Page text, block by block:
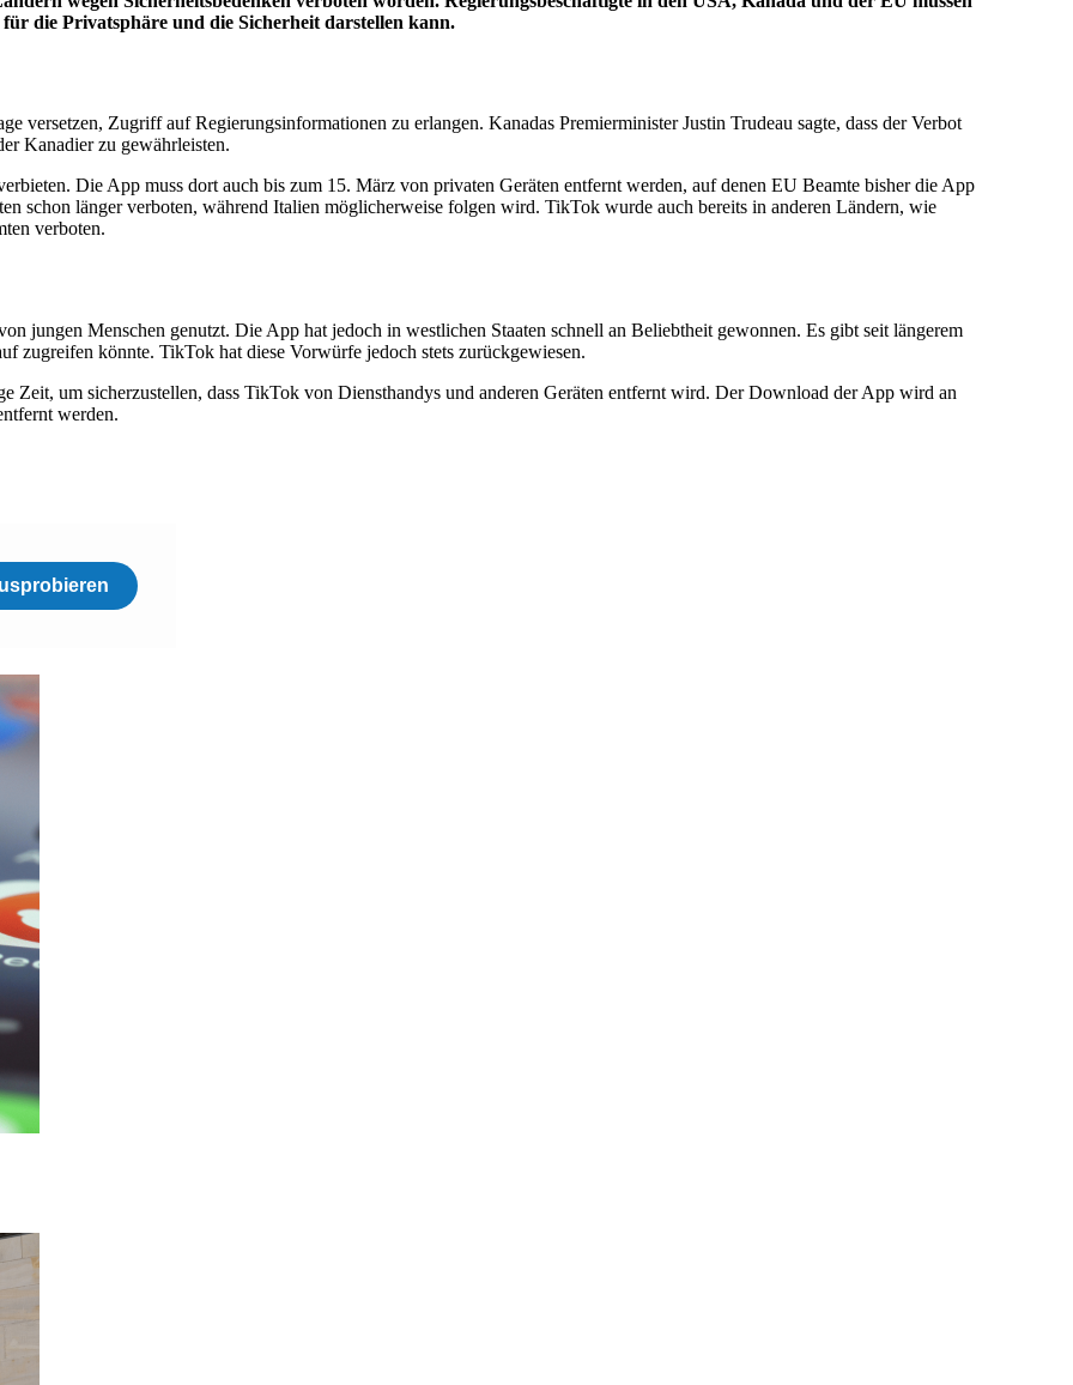
die Privatsphäre und die Sicherheit darstellen kann.
versetzen, Zugriff auf Regierungsinformationen zu erlangen. Kanadas Premierminister Justin Trudeau sagte, dass der Verbot
Kanadier zu gewährleisten.
Die App muss dort auch bis zum 15. März von privaten Geräten entfernt werden, auf denen EU Beamte bisher die App
schon länger verboten, während Italien möglicherweise folgen wird. TikTok wurde auch bereits in anderen Ländern, wie
verboten.
jungen Menschen genutzt. Die App hat jedoch in westlichen Staaten schnell an Beliebtheit gewonnen. Es gibt seit längerem
zugreifen könnte. TikTok hat diese Vorwürfe jedoch stets zurückgewiesen.
Zeit, um sicherzustellen, dass TikTok von Diensthandys und anderen Geräten entfernt wird. Der Download der App wird an
werden.